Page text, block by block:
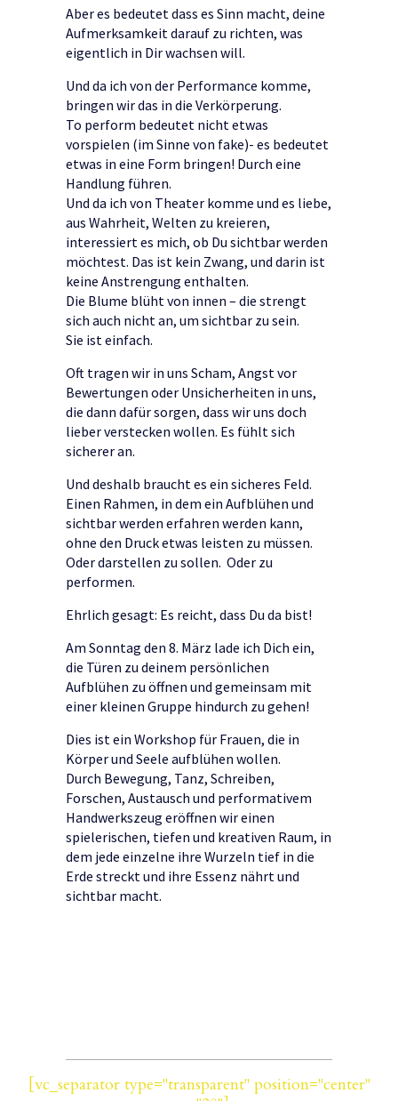
Aber es bedeutet dass es Sinn macht, deine
Aufmerksamkeit darauf zu richten, was
eigentlich in Dir wachsen will.
Und da ich von der Performance komme,
bringen wir das in die Verkörperung.
To perform bedeutet nicht etwas
vorspielen (im Sinne von fake)- es bedeutet
etwas in eine Form bringen! Durch eine
Handlung führen.
Und da ich von Theater komme und es liebe,
aus Wahrheit, Welten zu kreieren,
interessiert es mich, ob Du sichtbar werden
möchtest. Das ist kein Zwang, und darin ist
keine Anstrengung enthalten.
Die Blume blüht von innen – die strengt
sich auch nicht an, um sichtbar zu sein.
Sie ist einfach.
Oft tragen wir in uns Scham, Angst vor
Bewertungen oder Unsicherheiten in uns,
die dann dafür sorgen, dass wir uns doch
lieber verstecken wollen. Es fühlt sich
sicherer an.
Und deshalb braucht es ein sicheres Feld.
Einen Rahmen, in dem ein Aufblühen und
sichtbar werden erfahren werden kann,
ohne den Druck etwas leisten zu müssen.
Oder darstellen zu sollen. Oder zu
performen.
Ehrlich gesagt: Es reicht, dass Du da bist!
Am Sonntag den 8. März lade ich Dich ein,
die Türen zu deinem persönlichen
Aufblühen zu öffnen und gemeinsam mit
einer kleinen Gruppe hindurch zu gehen!
Dies ist ein Workshop für Frauen, die in
Körper und Seele aufblühen wollen.
Durch Bewegung, Tanz, Schreiben,
Forschen, Austausch und performativem
Handwerkszeug eröffnen wir einen
spielerischen, tiefen und kreativen Raum, in
dem jede einzelne ihre Wurzeln tief in die
Erde streckt und ihre Essenz nährt und
sichtbar macht.
[vc_separator type="transparent" position="center"